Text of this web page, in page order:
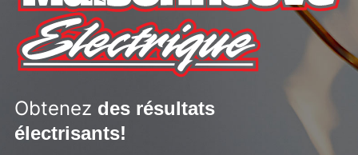
Obtenez des résultats
électrisants!